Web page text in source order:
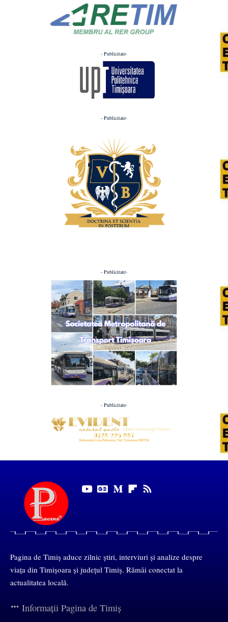
- Publicitate-
- Publicitate-
- Publicitate-
- Publicitate-
Pagina de Timiș aduce zilnic știri, interviuri și analize despre
viața din Timișoara și județul Timiș. Rămâi conectat la
actualitatea locală.
Informații Pagina de Timiș